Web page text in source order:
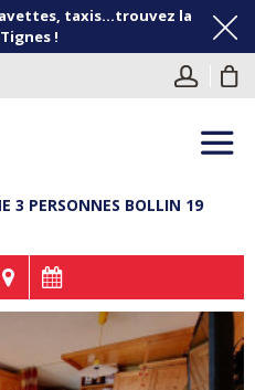
taxis...trouvez la
!
3 PERSONNES BOLLIN 19